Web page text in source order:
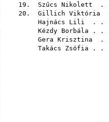
19. Szűcs Nikolett .
20. Gillich Viktória
Hajnács Lili . .
Kézdy Borbála . .
Gera Krisztina .
Takács Zsófia . .